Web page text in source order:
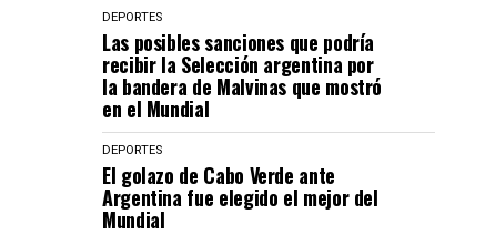
DEPORTES
Las posibles sanciones que podría
recibir la Selección argentina por
la bandera de Malvinas que mostró
en el Mundial
DEPORTES
El golazo de Cabo Verde ante
Argentina fue elegido el mejor del
Mundial